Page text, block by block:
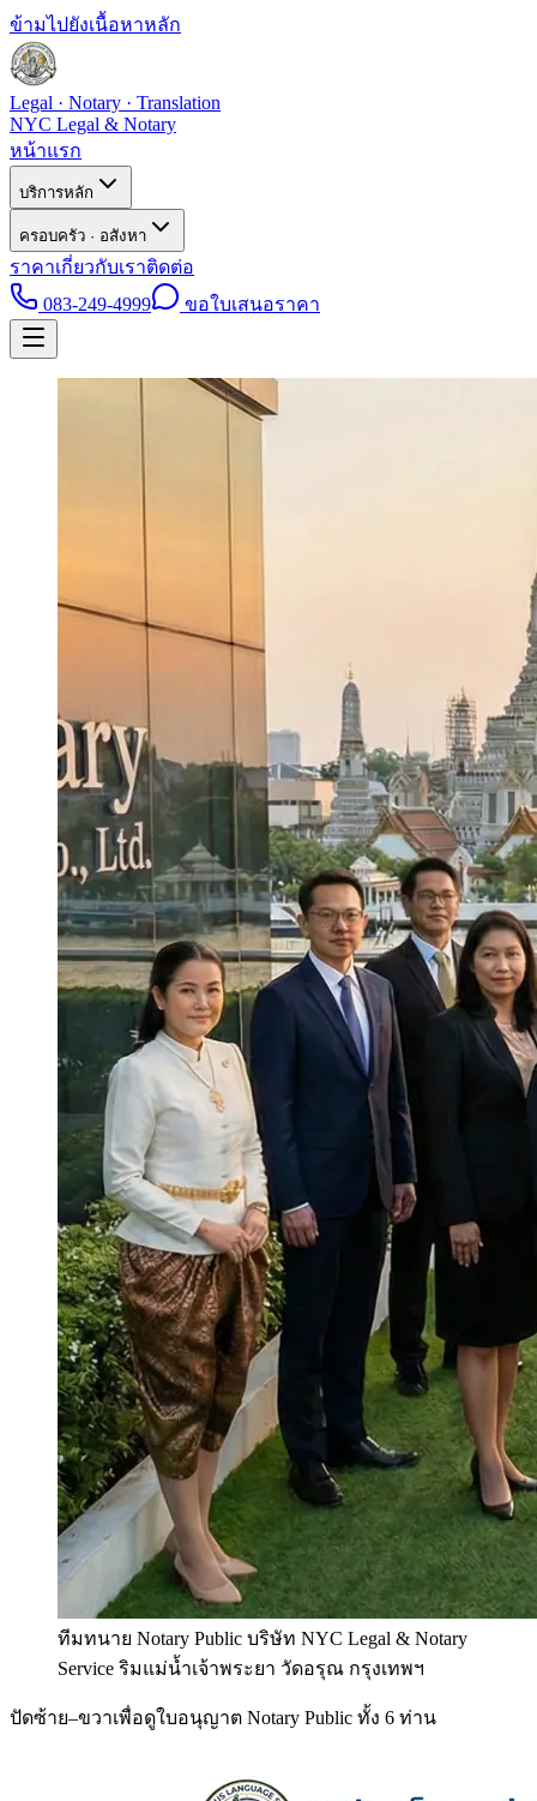
ข้ามไปยังเนื้อหาหลัก
Legal · Notary · Translation
NYC Legal & Notary
หน้าแรก
บริการหลัก
ครอบครัว · อสังหา
ราคาเกี่ยวกับเราติดต่อ
083-249-4999
ขอใบเสนอราคา
ทีมทนาย Notary Public บริษัท NYC Legal & Notary
Service ริมแม่น้ำเจ้าพระยา วัดอรุณ กรุงเทพฯ
ปัดซ้าย–ขวาเพื่อดูใบอนุญาต Notary Public ทั้ง 6 ท่าน